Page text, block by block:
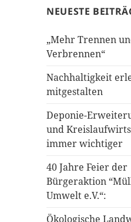
NEUESTE
„Mehr Trennen
Verbrennen“
Nachhaltigkeit
mitgestalten
Deponie-
und
immer wichtiger
40 Jahre Feier der
Bürgeraktion
Umwelt e.V.“:
Ökologische